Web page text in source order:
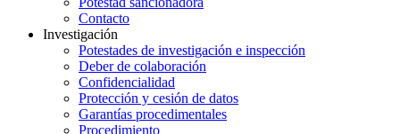
Contacto
Investigación
Potestades de investigación e inspección
Deber de colaboración
Confidencialidad
Protección y cesión de datos
Garantías procedimentales
Procedimiento